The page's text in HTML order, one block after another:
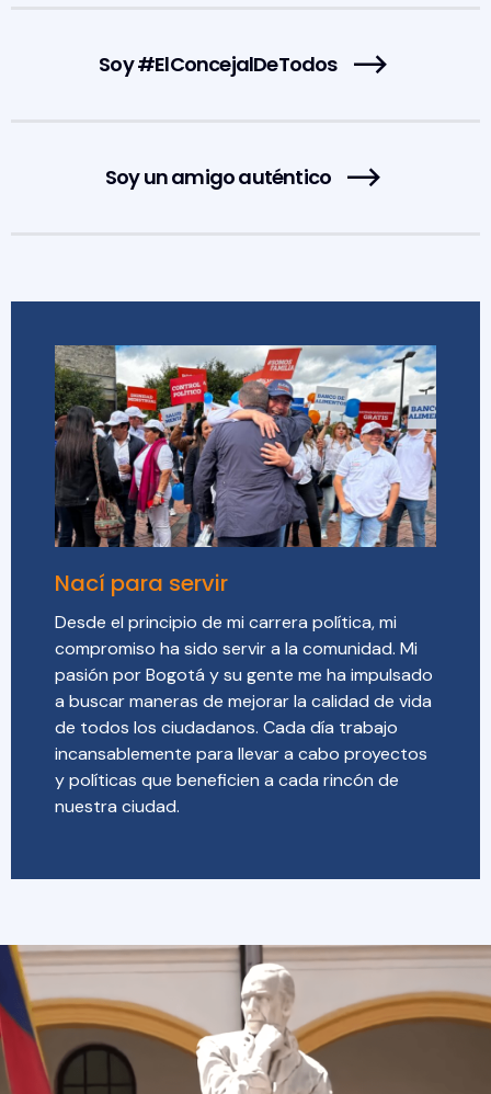
Soy #ElConcejalDeTodos
Soy un amigo auténtico
Nací para servir
Desde el principio de mi carrera política, mi
compromiso ha sido servir a la comunidad. Mi
pasión por Bogotá y su gente me ha impulsado
a buscar maneras de mejorar la calidad de vida
de todos los ciudadanos. Cada día trabajo
incansablemente para llevar a cabo proyectos
y políticas que beneficien a cada rincón de
nuestra ciudad.